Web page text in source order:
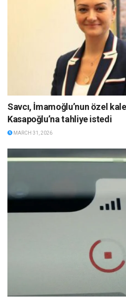
Savcı, İmamoğlu’nun özel
Kasapoğlu’na tahliye istedi
MARCH 31, 2026